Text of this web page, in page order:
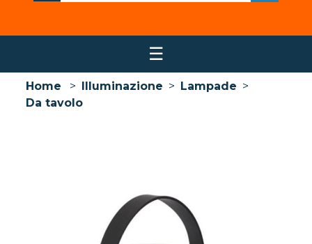
☰
Home > Illuminazione > Lampade >
Da tavolo